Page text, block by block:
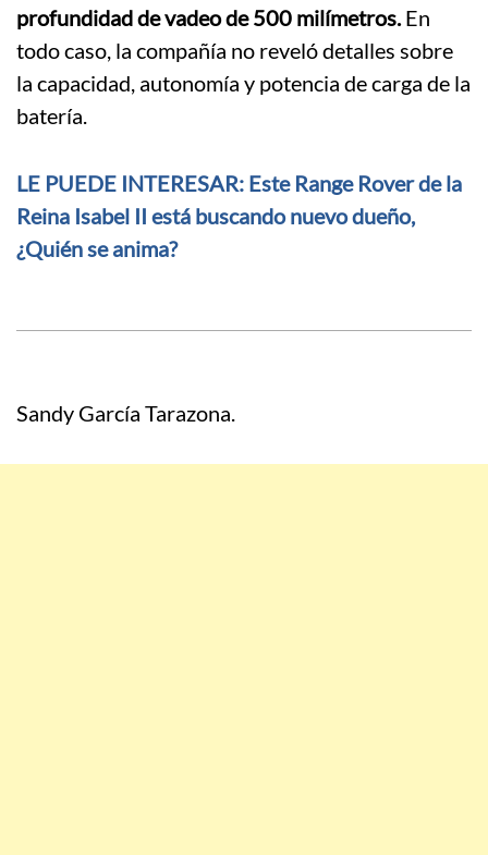
profundidad de vadeo de 500 milímetros.En
todo caso, la compañía no reveló detalles sobre
la capacidad, autonomía y potencia de carga de la
batería.
LE PUEDE INTERESAR: Este Range Rover de la
Reina Isabel II está buscando nuevo dueño,
¿Quién se anima?
Sandy García Tarazona.